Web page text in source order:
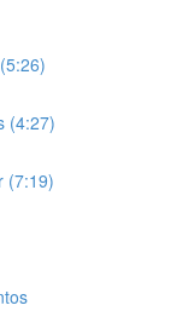
(4:27)
(7:19)